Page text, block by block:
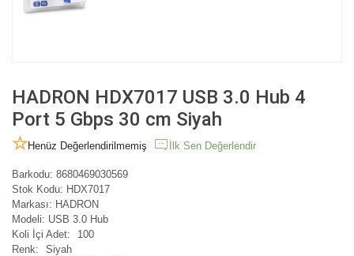
HADRON HDX7017 USB 3.0 Hub 4
Port 5 Gbps 30 cm Siyah
Henüz Değerlendirilmemiş İlk Sen Değerlendir
Barkodu: 8680469030569
Stok Kodu: HDX7017
Markası: HADRON
Modeli: USB 3.0 Hub
Koli İçi Adet:
100
Renk:
Siyah